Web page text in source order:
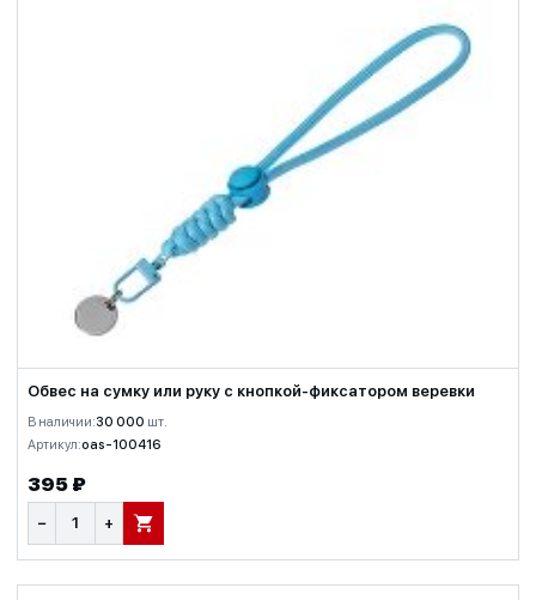
Обвес на сумку или руку с кнопкой-фиксатором веревки
В наличии:30 000 шт.
Артикул:oas-100416
395 ₽
− + В КОРЗИНУ